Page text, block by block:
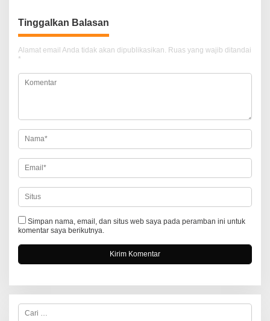
i
g
a
s
o
s
Tinggalkan Balasan
Alamat email Anda tidak akan dipublikasikan. Ruas yang wajib ditandai
*
Simpan nama, email, dan situs web saya pada peramban ini untuk
komentar saya berikutnya.
C